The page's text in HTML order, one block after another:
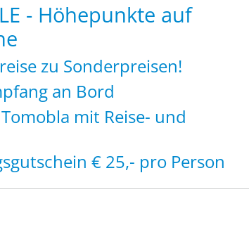
- Höhepunkte auf
zu Sonderpreisen!
an Bord
mit Reise- und
€ 25,- pro Person